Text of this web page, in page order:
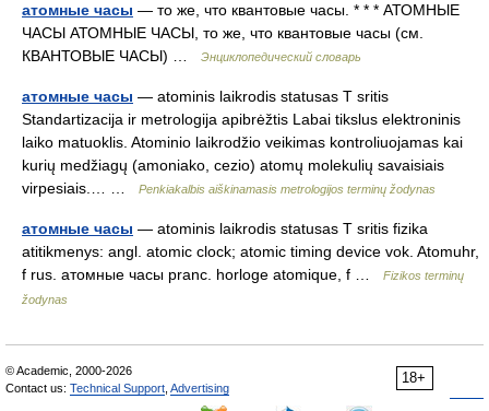
атомные часы — то же, что квантовые часы. * * * АТОМНЫЕ
ЧАСЫ АТОМНЫЕ ЧАСЫ, то же, что квантовые часы (см.
КВАНТОВЫЕ ЧАСЫ) …
Энциклопедический словарь
атомные часы — atominis laikrodis statusas T sritis
Standartizacija ir metrologija apibrėžtis Labai tikslus elektroninis
laiko matuoklis. Atominio laikrodžio veikimas kontroliuojamas kai
kurių medžiagų (amoniako, cezio) atomų molekulių savaisiais
virpesiais.… …
Penkiakalbis aiškinamasis metrologijos terminų žodynas
атомные часы — atominis laikrodis statusas T sritis fizika
atitikmenys: angl. atomic clock; atomic timing device vok. Atomuhr,
f rus. атомные часы pranc. horloge atomique, f …
Fizikos terminų
žodynas
18+
© Academic, 2000-2026
Contact us: Technical Support Advertising